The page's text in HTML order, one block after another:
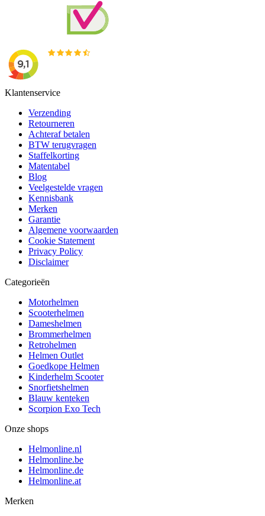
Klantenservice
Verzending
Retourneren
Achteraf betalen
BTW terugvragen
Staffelkorting
Matentabel
Blog
Veelgestelde vragen
Kennisbank
Merken
Garantie
Algemene voorwaarden
Cookie Statement
Privacy Policy
Disclaimer
Categorieën
Motorhelmen
Scooterhelmen
Dameshelmen
Brommerhelmen
Retrohelmen
Helmen Outlet
Goedkope Helmen
Kinderhelm Scooter
Snorfietshelmen
Blauw kenteken
Scorpion Exo Tech
Onze shops
Helmonline.nl
Helmonline.be
Helmonline.de
Helmonline.at
Merken